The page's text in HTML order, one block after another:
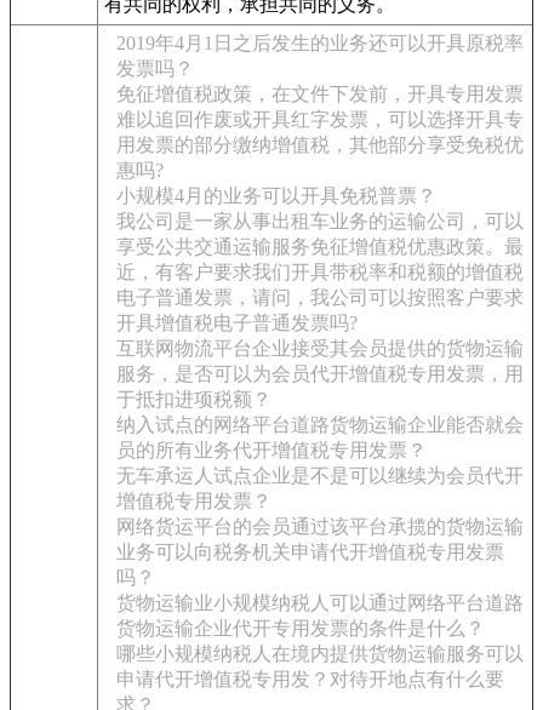
有共同的权利，承担共同的义务。
2019年4月1日之后发生的业务还可以开具原税率
发票吗？
免征增值税政策，在文件下发前，开具专用发票
难以追回作废或开具红字发票，可以选择开具专
用发票的部分缴纳增值税，其他部分享受免税优
惠吗?
小规模4月的业务可以开具免税普票？
我公司是一家从事出租车业务的运输公司，可以
享受公共交通运输服务免征增值税优惠政策。最
近，有客户要求我们开具带税率和税额的增值税
电子普通发票，请问，我公司可以按照客户要求
开具增值税电子普通发票吗?
互联网物流平台企业接受其会员提供的货物运输
服务，是否可以为会员代开增值税专用发票，用
于抵扣进项税额？
纳入试点的网络平台道路货物运输企业能否就会
员的所有业务代开增值税专用发票？
无车承运人试点企业是不是可以继续为会员代开
增值税专用发票？
网络货运平台的会员通过该平台承揽的货物运输
业务可以向税务机关申请代开增值税专用发票
吗？
货物运输业小规模纳税人可以通过网络平台道路
货物运输企业代开专用发票的条件是什么？
哪些小规模纳税人在境内提供货物运输服务可以
申请代开增值税专用发？对待开地点有什么要
求？